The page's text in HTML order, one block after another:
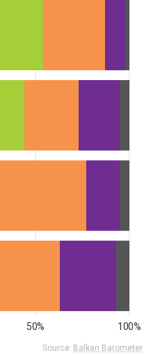
50% 100%
Source: Balkan Barometer